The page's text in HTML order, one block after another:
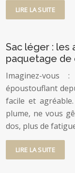
LIRE LA SUITE
Sac léger : les
paquetage de
Imaginez-vous
époustouflant
facile et
plume, ne vous
dos, plus de
LIRE LA SUITE